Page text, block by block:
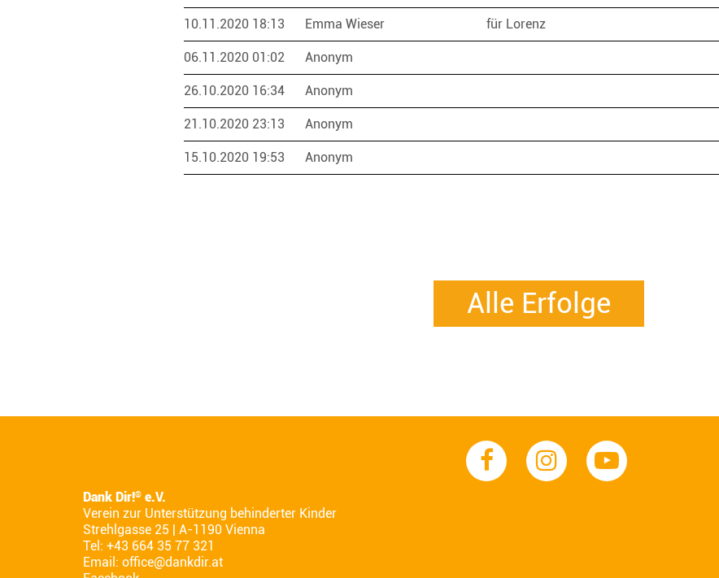
10.11.2020 18:13 Emma Wieser für Lorenz
06.11.2020 01:02 Anonym
26.10.2020 16:34 Anonym
21.10.2020 23:13 Anonym
15.10.2020 19:53 Anonym
Alle Erfolge
Dank Dir!® e.V.
Verein zur Unterstützung behinderter Kinder
Strehlgasse 25 | A-1190 Vienna
Tel: +43 664 35 77 321
Email: office@dankdir.at